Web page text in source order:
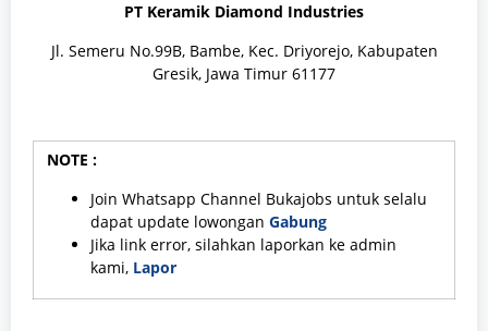
PT Keramik Diamond Industries
Jl. Semeru No.99B, Bambe, Kec. Driyorejo, Kabupaten
Gresik, Jawa Timur 61177
NOTE :
Join Whatsapp Channel Bukajobs untuk selalu
dapat update lowongan Gabung
Jika link error, silahkan laporkan ke admin
kami, Lapor